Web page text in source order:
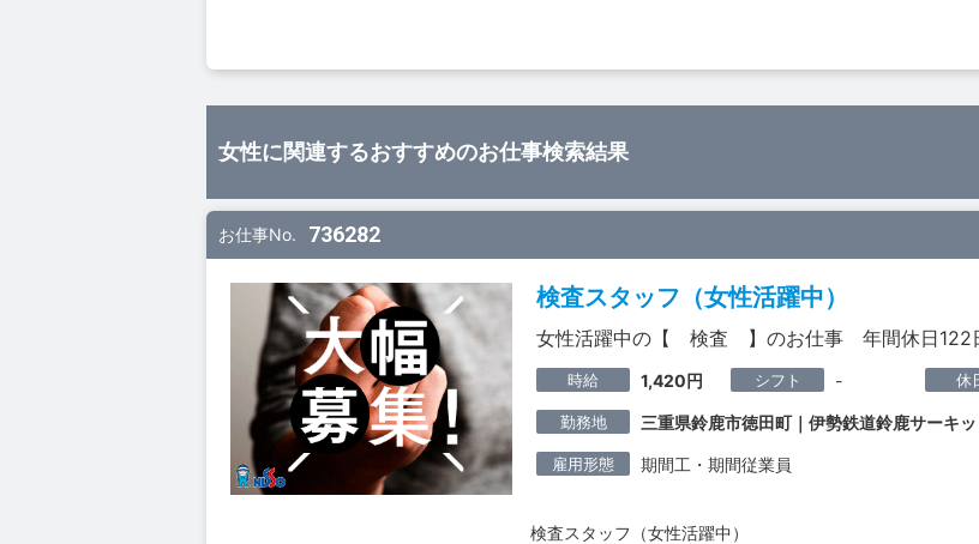
女性に関連するおすすめのお仕事検索結果
お仕事No. 736282
検査スタッフ（女性活躍中）
女性活躍中の【 検査 】のお仕事 年間休日122
時給 1,420円 シフト - 休
勤務地 三重県鈴鹿市徳田町｜伊勢鉄道鈴鹿サーキ
雇用形態 期間工・期間従業員
検査スタッフ（女性活躍中）